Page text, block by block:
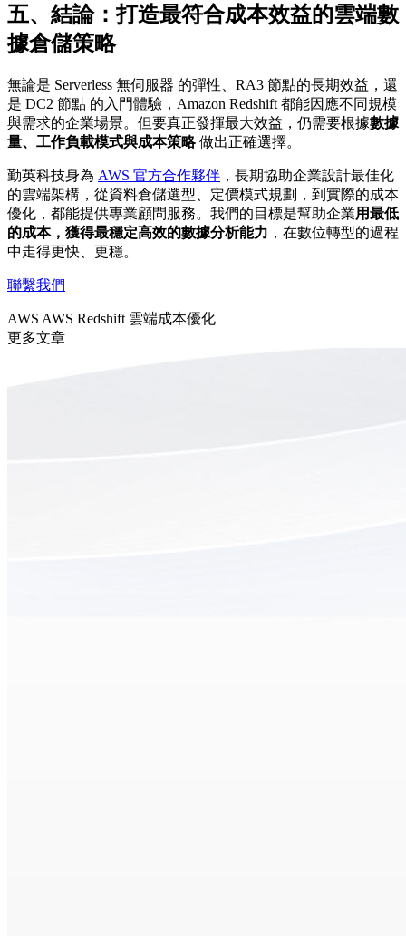
五、結論：打造最符合成本效益的雲端數
據倉儲策略
無論是 Serverless 無伺服器 的彈性、RA3 節點的長期效益，還
是 DC2 節點 的入門體驗，Amazon Redshift 都能因應不同規模
與需求的企業場景。但要真正發揮最大效益，仍需要根據數據
量、工作負載模式與成本策略做出正確選擇。
勤英科技身為 AWS 官方合作夥伴 ，長期協助企業設計最佳化
的雲端架構，從資料倉儲選型、定價模式規劃，到實際的成本
優化，都能提供專業顧問服務。我們的目標是幫助企業用最低
的成本，獲得最穩定高效的數據分析能力 ，在數位轉型的過程
中走得更快、更穩。
聯繫我們
AWS AWS Redshift 雲端成本優化
更多文章